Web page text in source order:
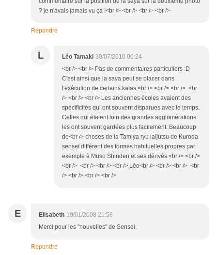
? je n'avais jamais vu ça !<br /> <br /> <br /> <br />
Répondre
L Léo Tamaki 30/07/2010 00:24
<br /> <br /> Pas de commentaires particuliers :D
C'est ainsi que la saya peut se placer dans
l'exécution de certains katas.<br /> <br /> <br /> <br
/> <br /> <br /> Les anciennes écoles avaient des
spécificités qui ont souvent disparues avec le temps.
Celles qui étaient loin des grandes agglomérations
les ont souvent gardées plus facilement. Beaucoup
de<br /> choses de la Tamiya ryu iaïjutsu de Kuroda
senseï diffèrent des formes habituelles propres par
exemple à Muso Shinden et ses dérivés.<br /> <br />
<br /> <br /> <br /> <br /> Léo<br /> <br /> <br /> <br
/> <br /> <br /> <br />
E Elisabeth 19/01/2008 21:56
Merci pour les "nouvelles" de Sensei.
Répondre